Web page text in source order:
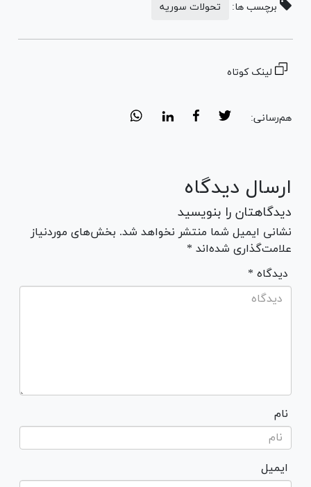
برچسب ها: تحولات سوریه
لینک کوتاه
هم‌رسانی:
ارسال دیدگاه
دیدگاهتان را بنویسید
نشانی ایمیل شما منتشر نخواهد شد. بخش‌های موردنیاز
علامت‌گذاری شده‌اند *
* دیدگاه
نام
ایمیل